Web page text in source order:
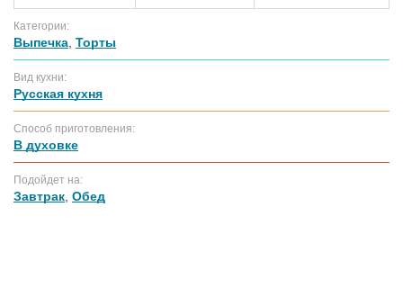
Категории:
Выпечка Торты
Вид кухни:
Русская кухня
Способ приготовления:
В духовке
Подойдет на:
Завтрак Обед